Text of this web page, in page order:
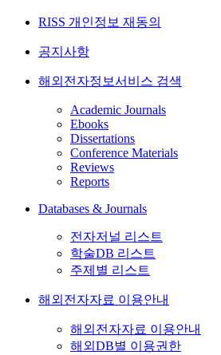
RISS 개인정보 재동의
공지사항
해외전자정보서비스 검색
Academic Journals
Ebooks
Dissertations
Conference Materials
Reviews
Reports
Databases & Journals
전자저널 리스트
학술DB 리스트
주제별 리스트
해외전자자료 이용안내
해외전자자료 이용안내
해외DB별 이용권한